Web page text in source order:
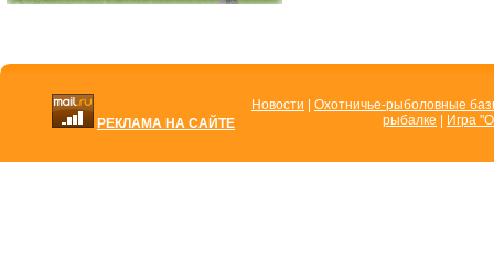
РЕКЛАМА НА САЙТЕ
Новости
Охотничье-рыболовные
рыбалке
Игра